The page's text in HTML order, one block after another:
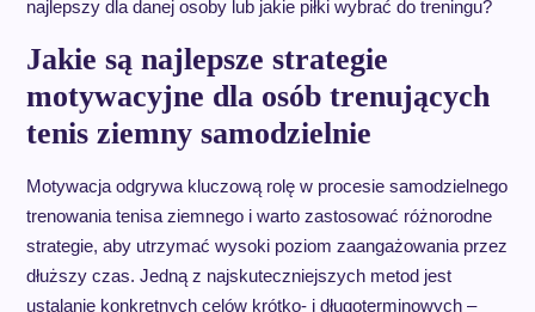
najlepszy dla danej osoby lub jakie piłki wybrać do treningu?
Jakie są najlepsze strategie
motywacyjne dla osób trenujących
tenis ziemny samodzielnie
Motywacja odgrywa kluczową rolę w procesie samodzielnego
trenowania tenisa ziemnego i warto zastosować różnorodne
strategie, aby utrzymać wysoki poziom zaangażowania przez
dłuższy czas. Jedną z najskuteczniejszych metod jest
ustalanie konkretnych celów krótko- i długoterminowych –